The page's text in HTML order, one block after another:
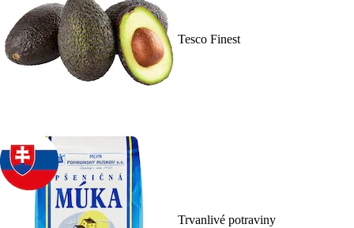
Tesco Finest
Trvanlivé potraviny